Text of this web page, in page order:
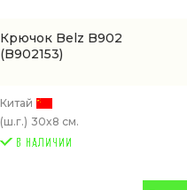
Крючок Belz B902
(B902153)
Китай
(ш.г.) 30x8 см.